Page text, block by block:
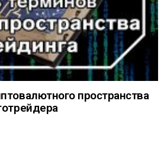
пространства